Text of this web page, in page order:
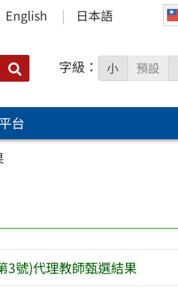
English 日本語
搜
尋：
字級： 小 預設
台
3號)代理教師甄選結果